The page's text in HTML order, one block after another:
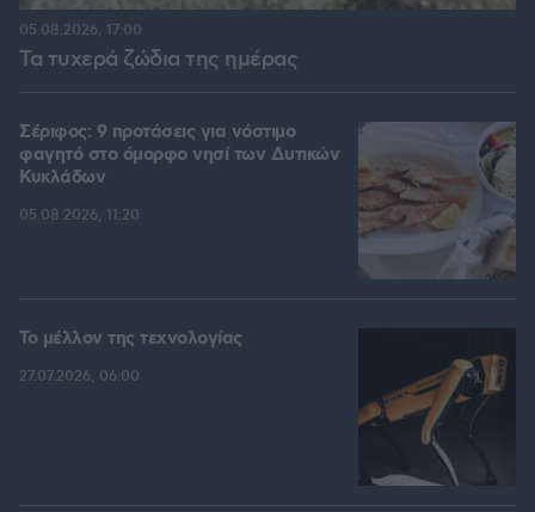
Τα τυχερά ζώδια της ημέρας
05.08.2026, 17:00
Σέριφος: 9 προτάσεις για νόστιμο
φαγητό στο όμορφο νησί των Δυτικών
Κυκλάδων
05.08.2026, 11:20
Το μέλλον της τεχνολογίας
27.07.2026, 06:00